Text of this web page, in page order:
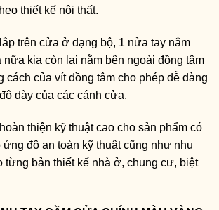
thiết kế nội thất.
trên cửa ở dạng bộ, 1 nửa tay nắm
nữa kia còn lại nằm bên ngoài đồng tâm
cách của vít đồng tâm cho phép dễ dàng
dày của các cánh cửa.
thiện kỹ thuật cao cho sản phẩm có
ứng độ an toàn kỹ thuật cũng như nhu
từng bản thiết kế nhà ở, chung cư, biệt